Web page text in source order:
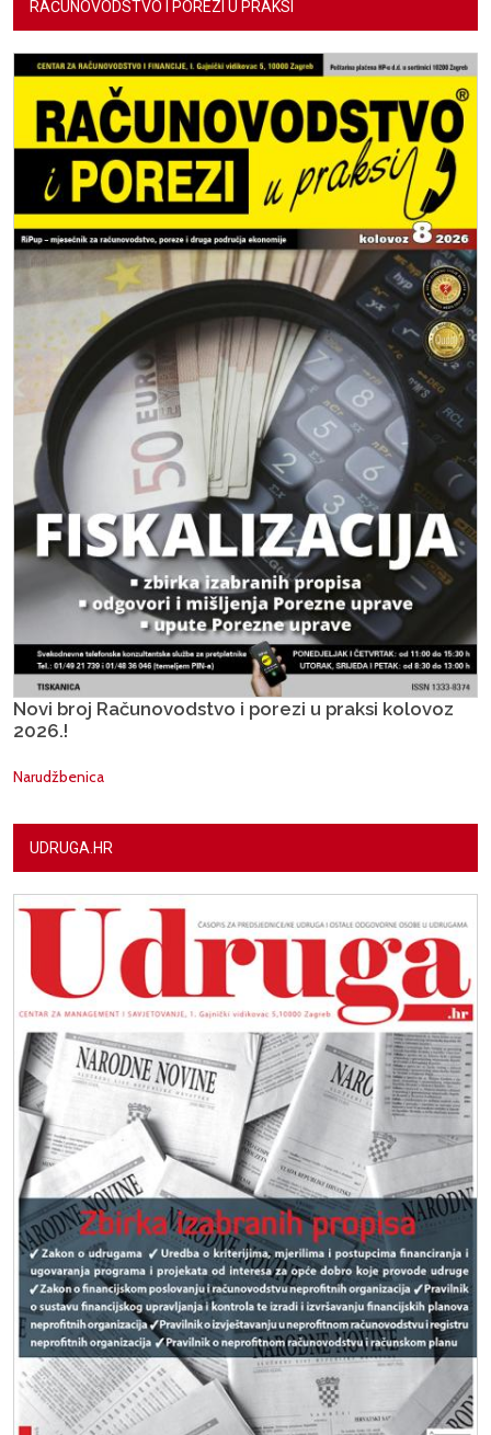
RAČUNOVODSTVO I POREZI U PRAKSI
Novi broj Računovodstvo i porezi u praksi kolovoz
2026.!
Narudžbenica
UDRUGA.HR